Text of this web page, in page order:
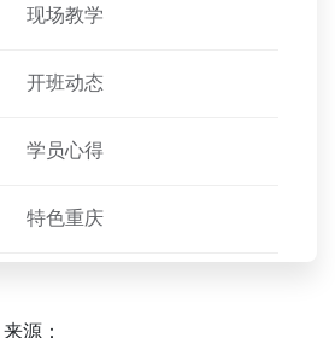
现场教学
开班动态
学员心得
特色重庆
来源：